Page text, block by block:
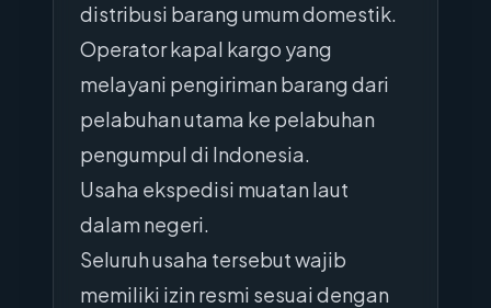
distribusi barang umum domestik.
Operator kapal kargo yang
melayani pengiriman barang dari
pelabuhan utama ke pelabuhan
pengumpul di Indonesia.
Usaha ekspedisi muatan laut
dalam negeri.
Seluruh usaha tersebut wajib
memiliki izin resmi sesuai dengan